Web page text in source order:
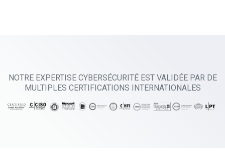
NOTRE EXPERTISE CYBERSÉCURITÉ EST VALIDÉE PAR DE
MULTIPLES CERTIFICATIONS INTERNATIONALES